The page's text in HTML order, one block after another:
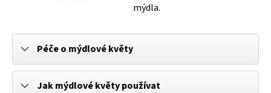
mýdla.
Péče o mýdlové květy
Jak mýdlové květy používat